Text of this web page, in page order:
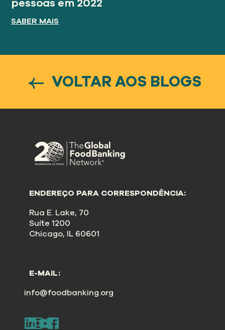
SABER MAIS
VOLTAR AOS BLOGS
ENDEREÇO PARA CORRESPONDÊNCIA:
Rua E. Lake, 70
Suíte 1200
Chicago, IL 60601
E-MAIL:
info@foodbanking.org